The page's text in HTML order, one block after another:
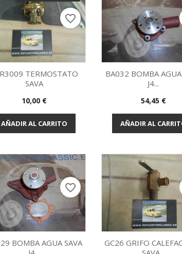
Vista rápida
TERMOSTATO
SAVA
Precio
10,00 €
AÑADIR AL CARRITO
favorite_border
Vista rápida
BA032 BOMBA AGUA
J4...
Precio
54,45 €
AÑADIR AL
BOMBA AGUA SAVA
favorite_border
GC26 GRIFO